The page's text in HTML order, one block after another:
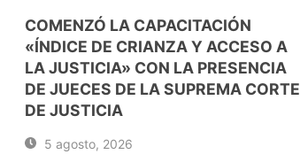
COMENZÓ LA CAPACITACIÓN
«ÍNDICE DE CRIANZA Y ACCESO A
LA JUSTICIA» CON LA PRESENCIA
DE JUECES DE LA SUPREMA CORTE
DE JUSTICIA
5 agosto, 2026